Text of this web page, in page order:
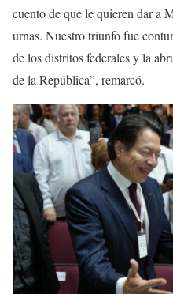
cuento de que le quieren dar a
urnas. Nuestro triunfo fue
de los distritos federales y la
de la República”, remarcó.